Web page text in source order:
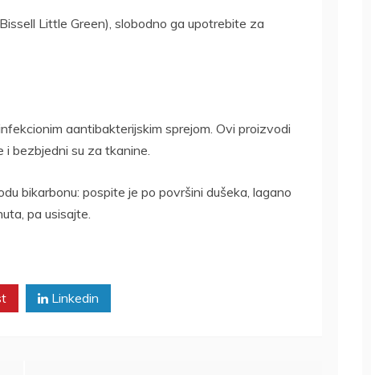
Little Green), slobodno ga upotrebite za
aantibakterijskim sprejom. Ovi proizvodi
i bezbjedni su za tkanine.
bikarbonu: pospite je po površini dušeka, lagano
pa usisajte.
Linkedin